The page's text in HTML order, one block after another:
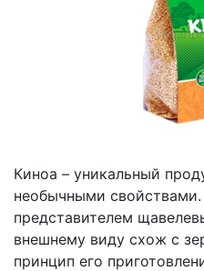
Киноа – уникальный
необычными свойствами.
представителем
внешнему виду схож с
принцип его